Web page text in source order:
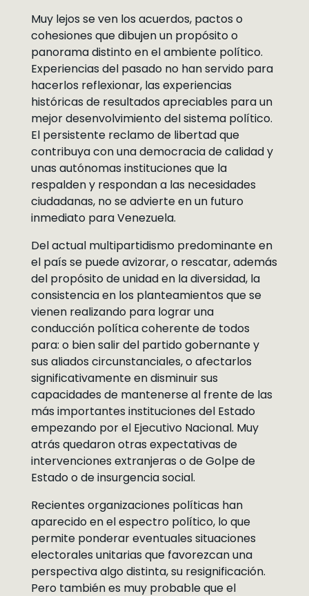
Muy lejos se ven los acuerdos, pactos o
cohesiones que dibujen un propósito o
panorama distinto en el ambiente político.
Experiencias del pasado no han servido para
hacerlos reflexionar, las experiencias
históricas de resultados apreciables para un
mejor desenvolvimiento del sistema político.
El persistente reclamo de libertad que
contribuya con una democracia de calidad y
unas autónomas instituciones que la
respalden y respondan a las necesidades
ciudadanas, no se advierte en un futuro
inmediato para Venezuela.
Del actual multipartidismo predominante en
el país se puede avizorar, o rescatar, además
del propósito de unidad en la diversidad, la
consistencia en los planteamientos que se
vienen realizando para lograr una
conducción política coherente de todos
para: o bien salir del partido gobernante y
sus aliados circunstanciales, o afectarlos
significativamente en disminuir sus
capacidades de mantenerse al frente de las
más importantes instituciones del Estado
empezando por el Ejecutivo Nacional. Muy
atrás quedaron otras expectativas de
intervenciones extranjeras o de Golpe de
Estado o de insurgencia social.
Recientes organizaciones políticas han
aparecido en el espectro político, lo que
permite ponderar eventuales situaciones
electorales unitarias que favorezcan una
perspectiva algo distinta, su resignificación.
Pero también es muy probable que el